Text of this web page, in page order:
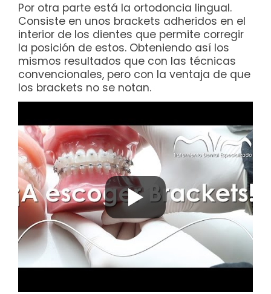
Por otra parte está la ortodoncia lingual.
Consiste en unos brackets adheridos en el
interior de los dientes que permite corregir
la posición de estos. Obteniendo así los
mismos resultados que con las técnicas
convencionales, pero con la ventaja de que
los brackets no se notan.